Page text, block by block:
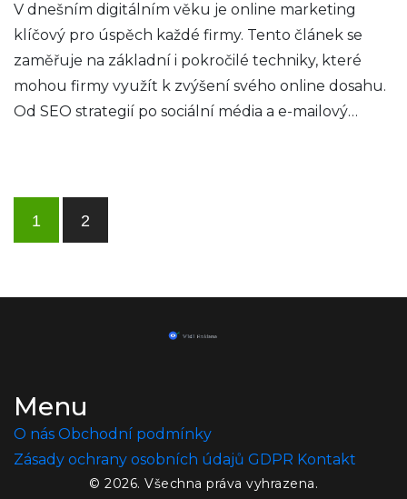
V dnešním digitálním věku je online marketing
klíčový pro úspěch každé firmy. Tento článek se
zaměřuje na základní i pokročilé techniky, které
mohou firmy využít k zvýšení svého online dosahu.
Od SEO strategií po sociální média a e-mailový
aplikovatelné a efektivní pro různé typy podnikání.
1 2
Menu
O nás Obchodní podmínky
Zásady ochrany osobních údajů GDPR Kontakt
© 2026. Všechna práva vyhrazena.